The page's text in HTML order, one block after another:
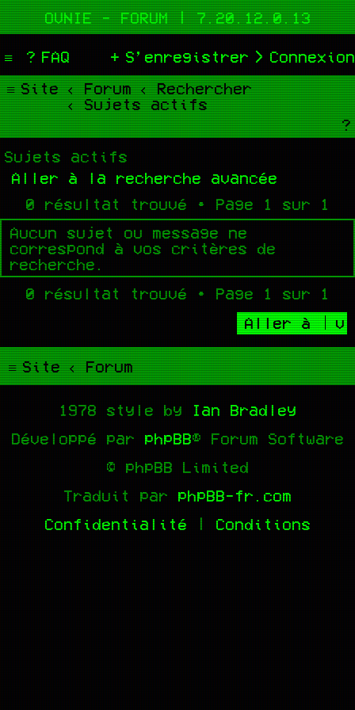
OVNIE - FORUM | 7.20.12.0.13
FAQ Connexion
S’enregistrer
Site Forum
Rechercher
Sujets actifs
Sujets actifs
Aller à la recherche avancée
0 résultat trouvé • Page
1 sur
1
Aucun sujet ou message ne
correspond à vos critères de
recherche.
0 résultat trouvé • Page 1 sur 1
Aller à
Site Forum
1978 style by
Ian Bradley
Développé par phpBB® Forum Software
© phpBB Limited
Traduit par phpBB-fr.com
Confidentialité | Conditions